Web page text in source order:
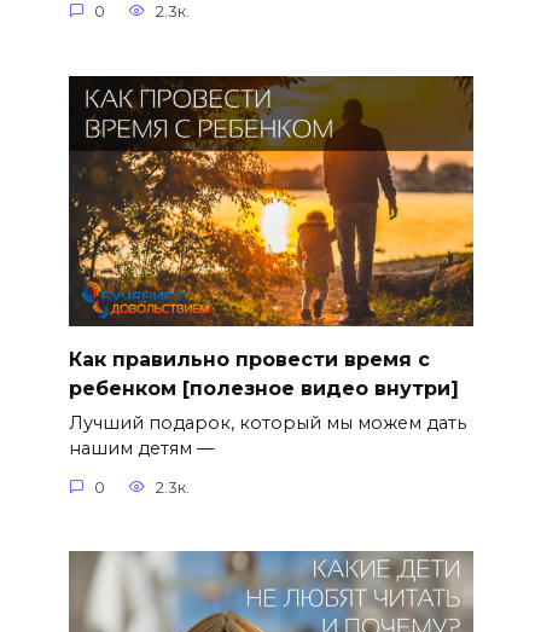
0 2.3к.
Как правильно провести время с
ребенком [полезное видео внутри]
Лучший подарок, который мы можем дать
нашим детям —
0 2.3к.